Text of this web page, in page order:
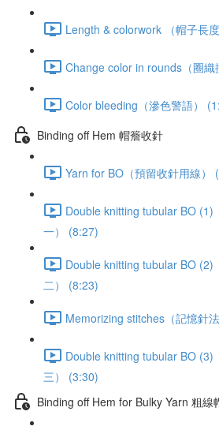
Length & colorwork （帽子長
Change color in rounds（圈織
Color bleeding（滲色警語）
Binding off Hem 帽簷收針
Yarn for BO（預留收針用線）
Double knitting tubular BO (1)
一） (8:27)
Double knitting tubular BO (2)
二） (8:23)
Memorizing stitches（記憶針
Double knitting tubular BO (3)
三） (3:30)
Binding off Hem for Bulky Yarn 粗線